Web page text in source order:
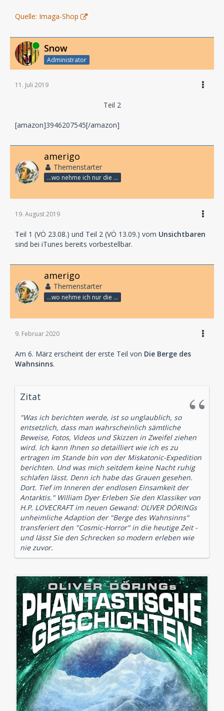
Quelle: Imaga-Shop
Online Snow
Administrator
11. Juli 2019
Teil 2
[amazon]3946207545[/amazon]
amerigo
Themenstarter
...wo nehme ich nur die Zeit her, so vieles nicht zu hören?
19. August 2019
Teil 1 (VÖ 23.08.) und Teil 2 (VÖ 13.09.) vom Unsichtbaren
sind bei iTunes bereits vorbestellbar.
amerigo
Themenstarter
...wo nehme ich nur die Zeit her, so vieles nicht zu hören?
9. Februar 2020
Am 6. März erscheint der erste Teil von Die Berge des
Wahnsinns.
Zitat
"Was ich berichten werde, ist so unglaublich, so
entsetzlich, dass man wahrscheinlich sämtliche
Beweise, Fotos, Videos und Skizzen in Zweifel ziehen
wird. Ich kann Ihnen so detailliert wie ich es zu
ertragen im Stande bin von der Miskatonic-Expedition
berichten. Und was mich seitdem keine Nacht ruhig
schlafen lässt. Denn ich habe das Grauen gesehen.
Dort. Tief im Inneren der endlosen Einsamkeit der
Antarktis." William Dyer Erleben Sie den Klassiker von
H.P. LOVECRAFT im neuen Gewand: OLIVER DÖRINGs
unheimliche Adaption der "Berge des Wahnsinns"
transferiert den "Cosmic-Horror" in die heutige Zeit -
und lässt Sie den Schrecken so modern erleben wie
nie zuvor.